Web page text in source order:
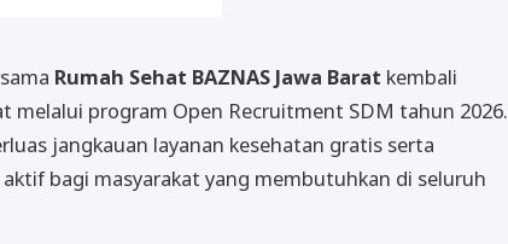
Rumah Sehat BAZNAS Jawa Barat kembali
melalui program Open Recruitment SDM tahun 2026.
jangkauan layanan kesehatan gratis serta
bagi masyarakat yang membutuhkan di seluruh